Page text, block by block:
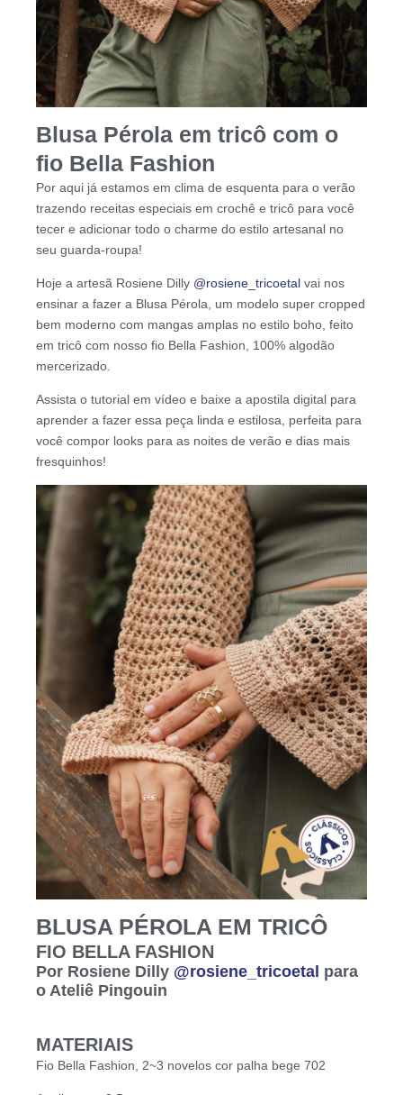
Blusa Pérola em tricô com o
fio Bella Fashion
Por aqui já estamos em clima de esquenta para o verão
trazendo receitas especiais em crochê e tricô para você
tecer e adicionar todo o charme do estilo artesanal no
seu guarda-roupa!
Hoje a artesã Rosiene Dilly @rosiene_tricoetal vai nos
ensinar a fazer a Blusa Pérola, um modelo super cropped
bem moderno com mangas amplas no estilo boho, feito
em tricô com nosso fio Bella Fashion, 100% algodão
mercerizado.
Assista o tutorial em vídeo e baixe a apostila digital para
aprender a fazer essa peça linda e estilosa, perfeita para
você compor looks para as noites de verão e dias mais
fresquinhos!
BLUSA PÉROLA EM TRICÔ
FIO BELLA FASHION
Por Rosiene Dilly @rosiene_tricoetal para
o Ateliê Pingouin
MATERIAIS
Fio Bella Fashion, 2~3 novelos cor palha bege 702